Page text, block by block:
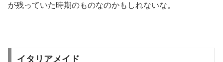
が残っていた時期のものなのかもしれないな。
イタリアメイド